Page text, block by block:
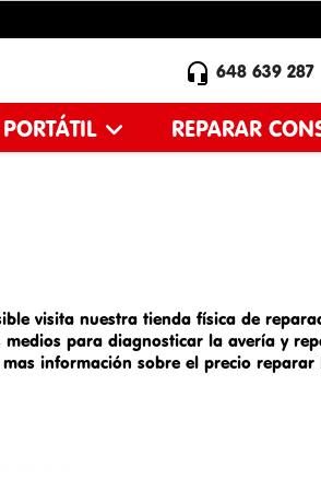
 648 639 287
REPARAR
visita nuestra tienda física de
para diagnosticar la avería y
información sobre el precio reparar